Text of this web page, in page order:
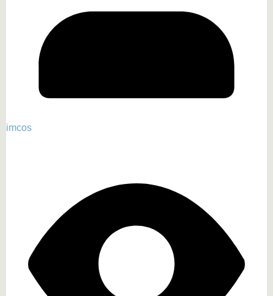
imcos